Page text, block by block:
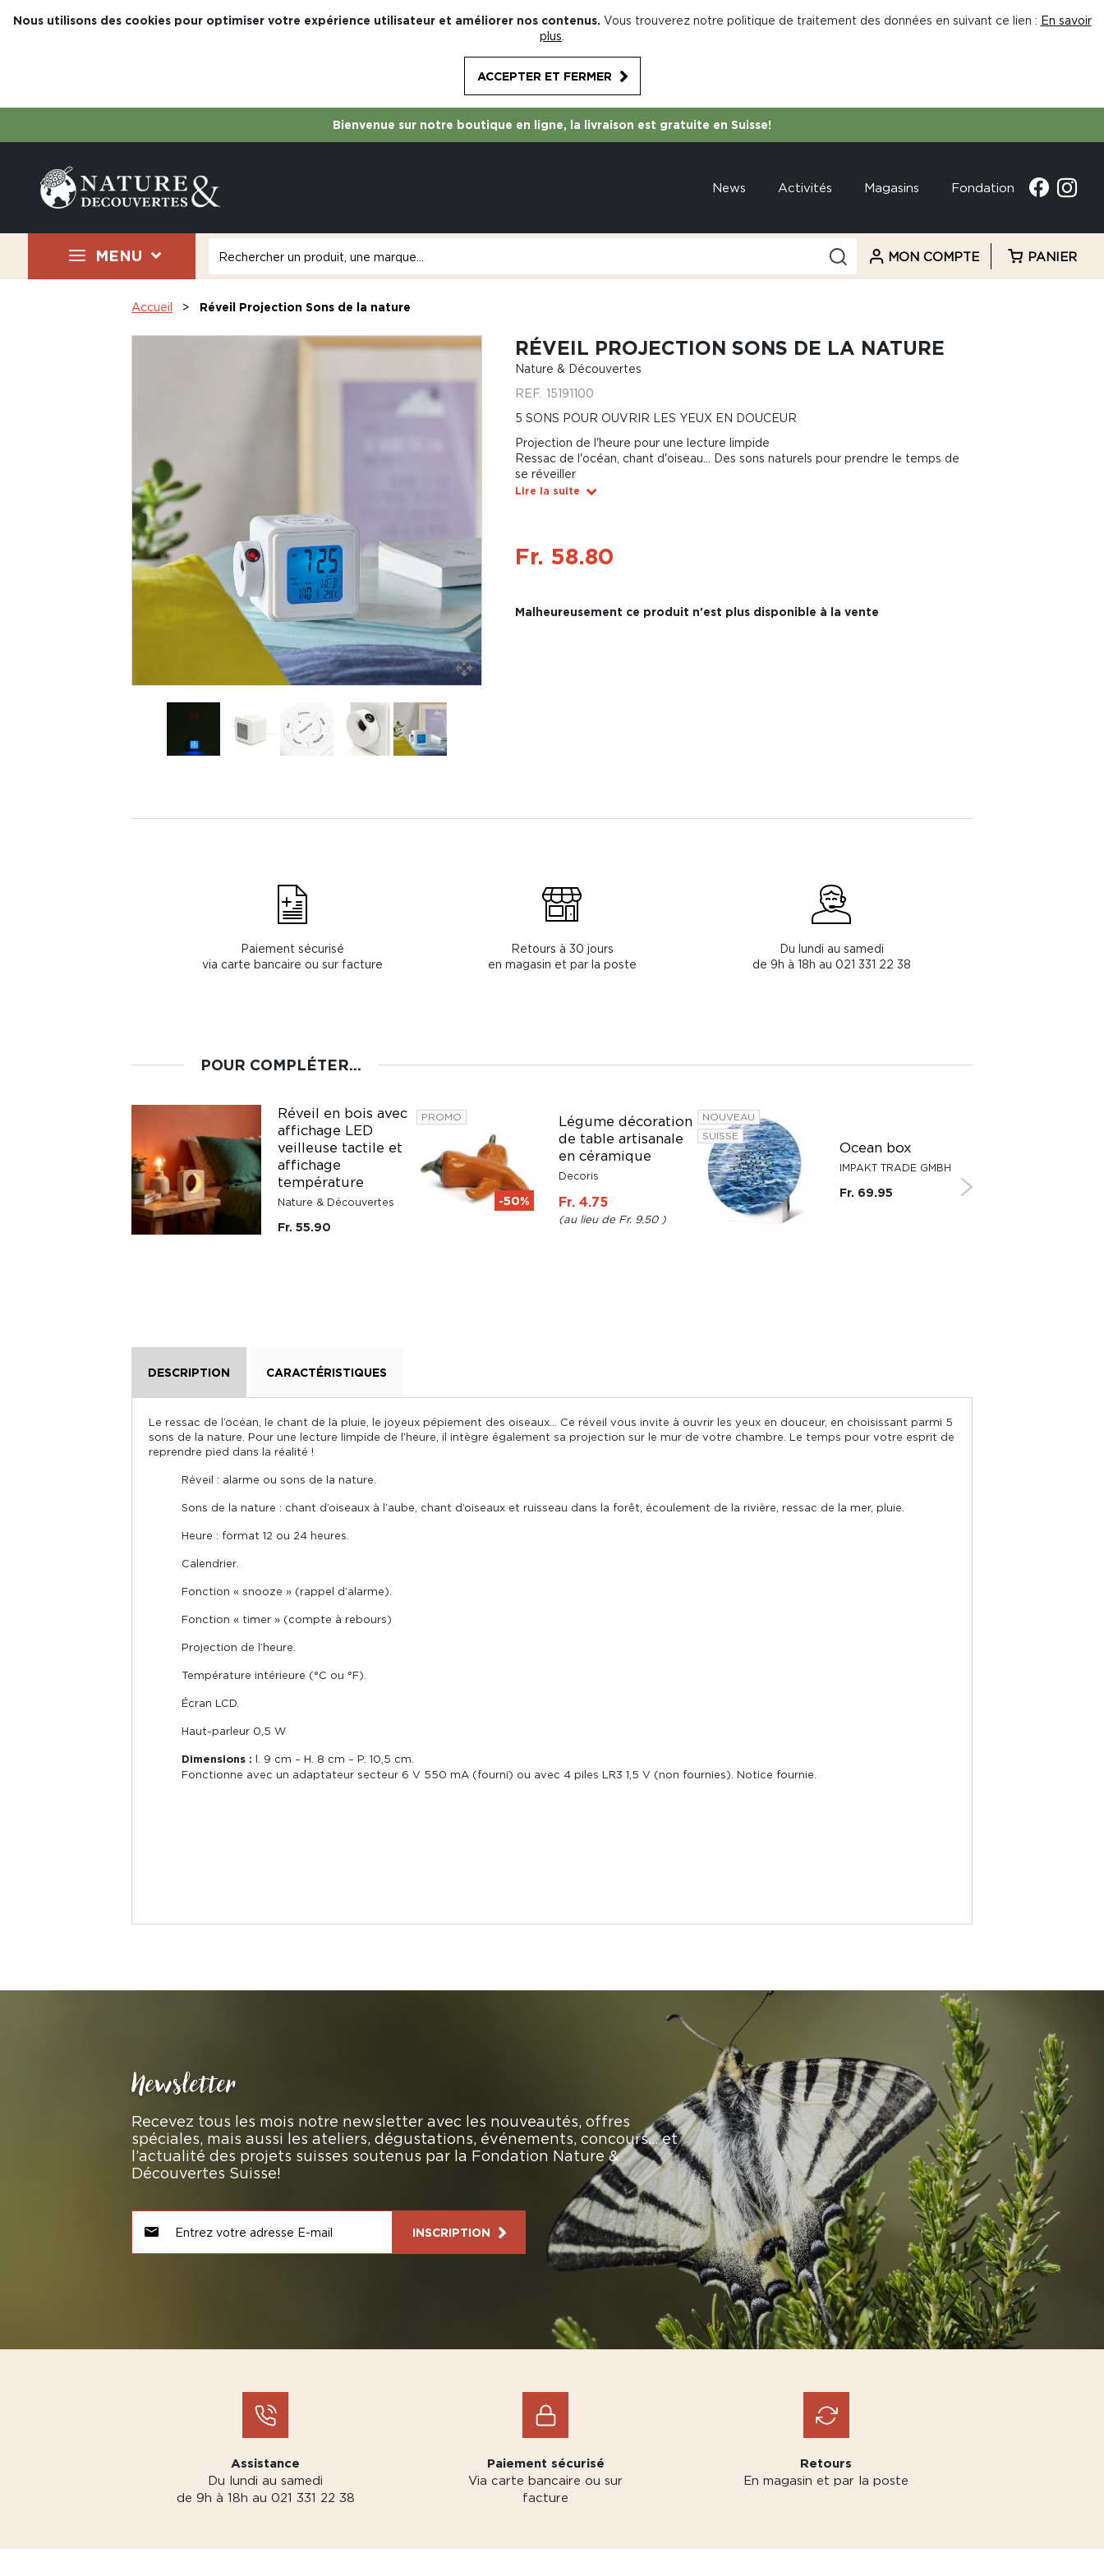
Nous utilisons des cookies pour optimiser votre expérience utilisateur et améliorer nos contenus. Vous trouverez notre politique de traitement des données en suivant ce lien : En savoir
plus
ACCEPTER ET FERMER
Bienvenue sur notre boutique en ligne, la livraison est gratuite en Suisse!
News Activités Magasins Fondation
MENU MON COMPTE PANIER
Accueil Réveil Projection Sons de la nature
RÉVEIL PROJECTION SONS DE LA NATURE
Nature & Découvertes
REF. 15191100
5 SONS POUR OUVRIR LES YEUX EN DOUCEUR
Projection de l'heure pour une lecture limpide
Ressac de l'océan, chant d'oiseau... Des sons naturels pour prendre le temps de
se réveiller
Lire la suite
Fr. 58.80
Malheureusement ce produit n'est plus disponible à la vente
Paiement sécurisé
via carte bancaire ou sur facture
Retours à 30 jours
en magasin et par la poste
Du lundi au samedi
de 9h à 18h au 021 331 22 38
POUR COMPLÉTER...
Réveil en bois avec
affichage LED
veilleuse tactile et
affichage
température
Nature & Découvertes
Fr. 55.90
PROMO
Légume décoration
de table artisanale
en céramique
Decoris
Fr. 4.75
Fr. 9.50
-50%
NOUVEAU
SUISSE
Ocean box
IMPAKT TRADE GMBH
Fr. 69.95
DESCRIPTION CARACTÉRISTIQUES
Le ressac de l’océan, le chant de la pluie, le joyeux pépiement des oiseaux… Ce réveil vous invite à ouvrir les yeux en douceur, en choisissant parmi 5
sons de la nature. Pour une lecture limpide de l’heure, il intègre également sa projection sur le mur de votre chambre. Le temps pour votre esprit de
reprendre pied dans la réalité !
Réveil : alarme ou sons de la nature.
Sons de la nature : chant d’oiseaux à l’aube, chant d’oiseaux et ruisseau dans la forêt, écoulement de la rivière, ressac de la mer, pluie.
Heure : format 12 ou 24 heures.
Calendrier.
Fonction « snooze » (rappel d’alarme).
Fonction « timer » (compte à rebours)
Projection de l’heure.
Température intérieure (°C ou °F).
Écran LCD.
Haut-parleur 0,5 W
Dimensions : l. 9 cm – H. 8 cm – P. 10,5 cm.
Fonctionne avec un adaptateur secteur 6 V 550 mA (fourni) ou avec 4 piles LR3 1,5 V (non fournies). Notice fournie.
Newsletter
Recevez tous les mois notre newsletter avec les nouveautés, offres
spéciales, mais aussi les ateliers, dégustations, événements, concours… et
l’actualité des projets suisses soutenus par la Fondation Nature &
Découvertes Suisse!
INSCRIPTION
Assistance
Du lundi au samedi
de 9h à 18h au 021 331 22 38
Paiement sécurisé
Via carte bancaire ou sur
facture
Retours
En magasin et par la poste